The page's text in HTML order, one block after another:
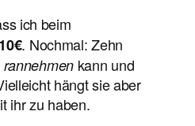
ich beim
10€. Nochmal: Zehn
rannehmenkann und
hängt sie aber
ihr zu haben.